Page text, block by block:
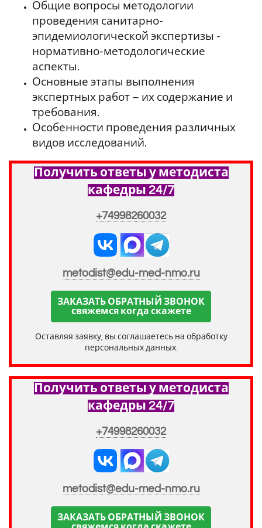
Общие вопросы методологии
проведения санитарно-
эпидемиологической экспертизы -
нормативно-методологические
аспекты.
Основные этапы выполнения
экспертных работ – их содержание и
требования.
Особенности проведения различных
видов исследований.
Получить ответы у методиста
кафедры 24/7
+74998260032
metodist@edu-med-nmo.ru
ЗАКАЗАТЬ ОБРАТНЫЙ ЗВОНОК
свяжемся когда скажете
Оставляя заявку, вы соглашаетесь на обработку
персональных данных.
Получить ответы у методиста
кафедры 24/7
+74998260032
metodist@edu-med-nmo.ru
ЗАКАЗАТЬ ОБРАТНЫЙ ЗВОНОК